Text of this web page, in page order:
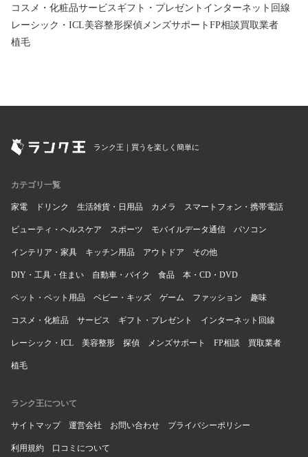
コスメ・化粧品サービス ギフト・プレゼント インターネット回線
レーシック・ICL美容整形探偵 メンズサポート FP相談買取業者
植毛
ランク王｜買うを楽しく簡単に
カテゴリ一覧
家電 ドリンク 生活雑貨・日用品 カメラ スマートフォン・携帯電話
ビューティ・ヘルスケア スポーツ モバイルデータ通信 パソコン
インテリア・家具 キッチン用品 アウトドア その他
DIY・工具・住まい 自動車・バイク 食品 本・CD・DVD
ペット・ペット用品 ベビー・キッズ ゲーム ファッション 趣味
コスメ・化粧品 サービス ギフト・プレゼント インターネット回線
レーシック・ICL 美容整形 探偵 メンズサポート FP相談 買取業者
植毛
ランク王について
サイトマップ 運営会社 お問い合わせ プライバシーポリシー
利用規約 口コミについて